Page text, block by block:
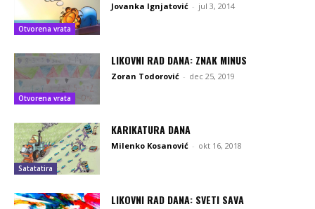
Otvorena vrata
Jovanka Ignjatović - jul 3, 2014
Otvorena vrata
LIKOVNI RAD DANA: ZNAK MINUS
Zoran Todorović - dec 25, 2019
Satatatira
KARIKATURA DANA
Milenko Kosanović - okt 16, 2018
LIKOVNI RAD DANA: SVETI SAVA